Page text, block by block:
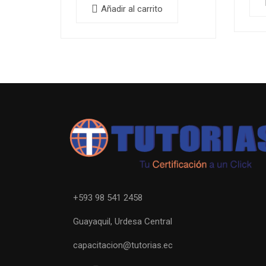
Añadir al carrito
+593 98 541 2458
Guayaquil, Urdesa Central
capacitacion@tutorias.ec